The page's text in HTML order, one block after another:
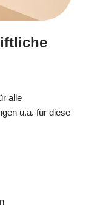
alle
u.a. für diese